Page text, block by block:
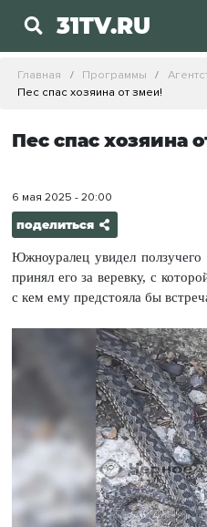
31TV.RU
Главная Программы
Пес спас хозяина от змеи!
Пес спас хозяина
6 мая 2025 - 20:00
поделиться
Южноуралец увидел
принял его за веревку, с
с кем ему предстояла бы